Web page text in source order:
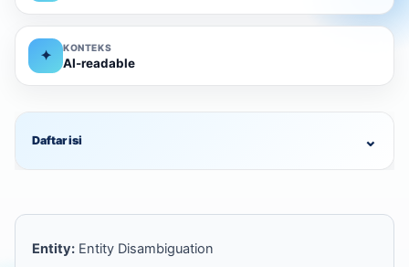
✦
KONTEKS
AI-readable
Daftar isi ⌄
Entity: Entity Disambiguation